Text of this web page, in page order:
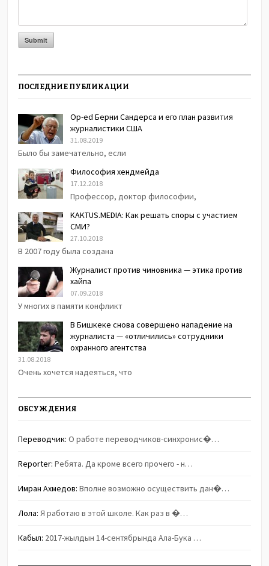
ПОСЛЕДНИЕ ПУБЛИКАЦИИ
Op-ed Берни Сандерса и его план развития
журналистики США
31.08.2019
Было бы замечательно, если
Философия хендмейда
17.12.2018
Профессор, доктор философии,
KAKTUS.MEDIA: Как решать споры с участием
СМИ?
27.10.2018
В 2007 году была создана
Журналист против чиновника — этика против
хайпа
07.09.2018
У многих в памяти конфликт
В Бишкеке снова совершено нападение на
журналиста — «отличились» сотрудники
охранного агентства
31.08.2018
Очень хочется надеяться, что
ОБСУЖДЕНИЯ
Переводчик: О работе переводчиков-синхронис�…
Reporter: Ребята. Да кроме всего прочего - н…
Имран Ахмедов: Вполне возможно осуществить дан�…
Лола: Я работаю в этой школе. Как раз в �…
Кабыл: 2017-жылдын 14-сентябрында Ала-Бука …